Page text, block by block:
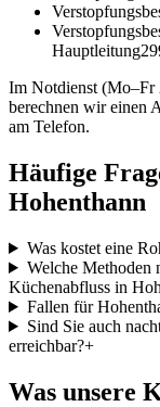
Hauptleitung
Im Notdienst (Mo–Fr
berechnen wir einen
am Telefon.
Häufige
Hohenthann
Was kostet eine
Welche Methoden
Küchenabfluss in
Fallen für
Sind Sie auch
erreichbar?+
Was unsere